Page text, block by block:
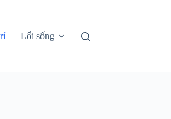
Lối sống